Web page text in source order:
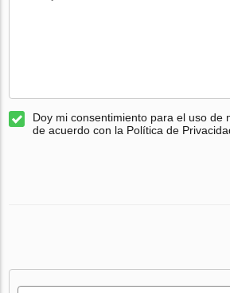
Doy mi consentimiento para el uso de
de acuerdo con la Política de